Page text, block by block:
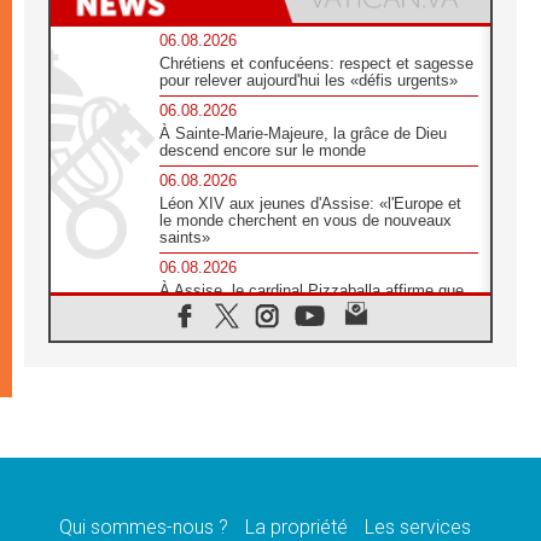
06.08.2026
Chrétiens et confucéens: respect et sagesse
pour relever aujourd'hui les «défis urgents»
06.08.2026
À Sainte-Marie-Majeure, la grâce de Dieu
descend encore sur le monde
06.08.2026
Léon XIV aux jeunes d'Assise: «l'Europe et
le monde cherchent en vous de nouveaux
saints»
06.08.2026
À Assise, le cardinal Pizzaballa affirme que
«les chrétiens veulent la paix»
06.08.2026
message de paix et de dignité humaine»
Qui sommes-nous ? La propriété Les services